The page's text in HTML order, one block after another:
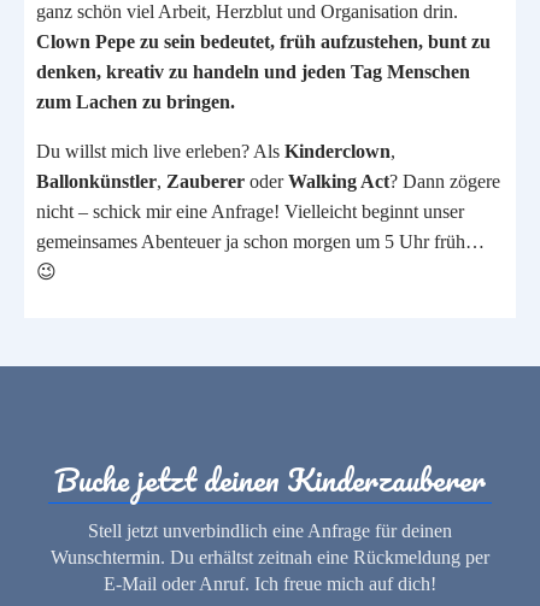
ganz schön viel Arbeit, Herzblut und Organisation drin.
Clown Pepe zu sein bedeutet, früh aufzustehen, bunt zu
denken, kreativ zu handeln und jeden Tag Menschen
zum Lachen zu bringen.
Du willst mich live erleben? Als Kinderclown,
Ballonkünstler, Zauberer oderWalking Act? Dann zögere
nicht – schick mir eine Anfrage! Vielleicht beginnt unser
gemeinsames Abenteuer ja schon morgen um 5 Uhr früh…
😉
Buche jetzt deinen Kinderzauberer
Stell jetzt unverbindlich eine Anfrage für deinen
Wunschtermin. Du erhältst zeitnah eine Rückmeldung per
E-Mail oder Anruf. Ich freue mich auf dich!